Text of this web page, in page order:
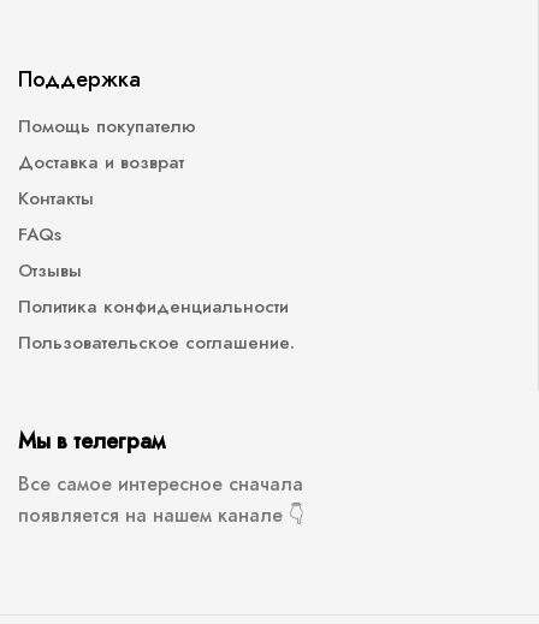
Поддержка
Помощь покупателю
Доставка и возврат
Контакты
FAQs
Отзывы
Политика конфиденциальности
Пользовательское соглашение.
Мы в телеграм
Все самое интересное сначала
появляется на нашем канале 👇